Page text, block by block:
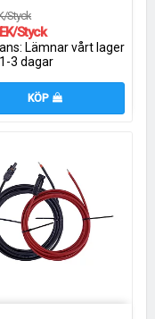
Styck
Styck
Lämnar vårt lager
3 dagar
KÖP